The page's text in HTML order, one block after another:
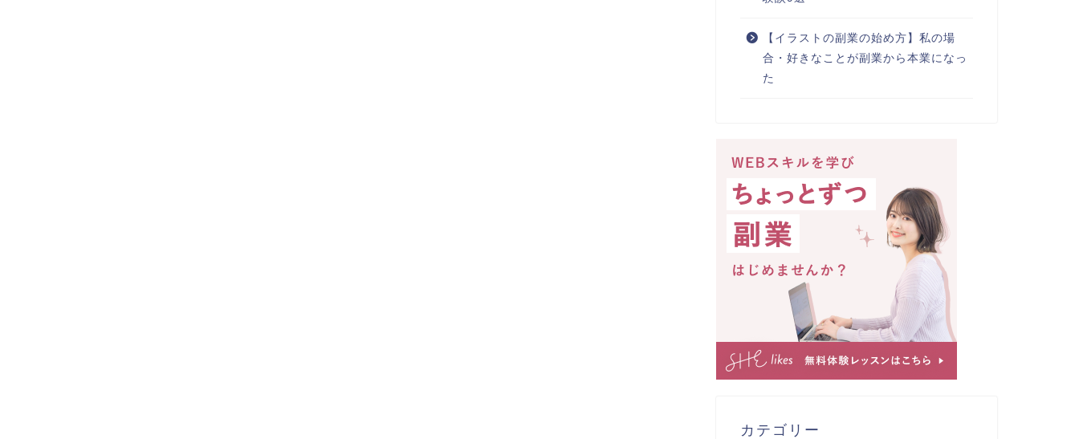
【イラストの副業の始め方】私の場
合・好きなことが副業から本業になっ
た
カテゴリー